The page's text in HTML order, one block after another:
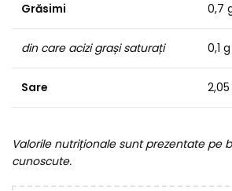
Grăsimi 0,7
din care acizi grași saturați 0,1 g
Sare
Valorile nutriționale sunt prezentate pe
cunoscute.